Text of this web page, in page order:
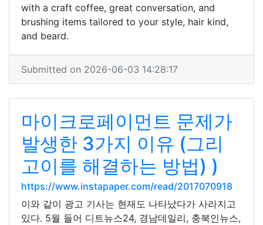
with a craft coffee, great conversation, and
brushing items tailored to your style, hair kind,
and beard.
Submitted on 2026-06-03 14:28:17
마이크로페이먼트 문제가
발생한 3가지 이유 (그리
고이를 해결하는 방법) )
https://www.instapaper.com/read/2017070918
이와 같이 광고 기사는 현재도 나타났다가 사라지고
있다. 5월 들어 디트뉴스24, 경남데일리, 충북인뉴스,